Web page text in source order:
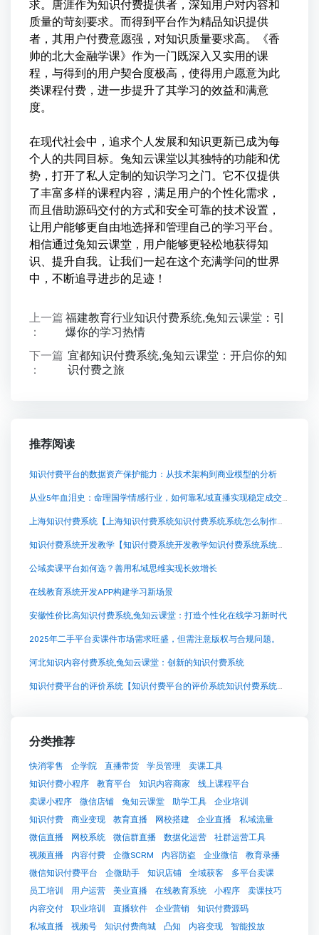
求。唐涯作为知识付费提供者，深知用户对内容和
质量的苛刻要求。而得到平台作为精品知识提供
者，其用户付费意愿强，对知识质量要求高。《香
帅的北大金融学课》作为一门既深入又实用的课
程，与得到的用户契合度极高，使得用户愿意为此
类课程付费，进一步提升了其学习的效益和满意
度。
在现代社会中，追求个人发展和知识更新已成为每
个人的共同目标。兔知云课堂以其独特的功能和优
势，打开了私人定制的知识学习之门。它不仅提供
了丰富多样的课程内容，满足用户的个性化需求，
而且借助源码交付的方式和安全可靠的技术设置，
让用户能够更自由地选择和管理自己的学习平台。
相信通过兔知云课堂，用户能够更轻松地获得知
识、提升自我。让我们一起在这个充满学问的世界
中，不断追寻进步的足迹！
上一篇
：
福建教育行业知识付费系统,兔知云课堂：引
爆你的学习热情
下一篇
：
宜都知识付费系统,兔知云课堂：开启你的知
识付费之旅
推荐阅读
知识付费平台的数据资产保护能力：从技术架构到商业模型的分析
从业5年血泪史：命理国学情感行业，如何靠私域直播实现稳定成交？
上海知识付费系统【上海知识付费系统知识付费系统系统怎么制作，知识付费系统搭建使用教程】
知识付费系统开发教学【知识付费系统开发教学知识付费系统系统怎么制作，知识付费系统搭建使用教程】
公域卖课平台如何选？善用私域思维实现长效增长
在线教育系统开发APP构建学习新场景
安徽性价比高知识付费系统,兔知云课堂：打造个性化在线学习新时代
2025年二手平台卖课件市场需求旺盛，但需注意版权与合规问题。
河北知识内容付费系统,兔知云课堂：创新的知识付费系统
知识付费平台的评价系统【知识付费平台的评价系统知识付费系统系统怎么制作，知识付费系统搭建使用教程】
分类推荐
快消零售 企学院 直播带货 学员管理
卖课工具
知识付费小程序
教育平台 知识内容商家
线上课程平台
卖课小程序
微信店铺 兔知云课堂 助学工具
企业培训
知识付费
商业变现 教育直播 网校搭建 企业直播
私域流量
微信直播
网校系统 微信群直播 数据化运营
社群运营工具
视频直播
内容付费 企微SCRM 内容防盗 企业微信
教育录播
微信知识付费平台
企微助手 知识店铺 全域获客
多平台卖课
员工培训
用户运营 美业直播 在线教育系统 小程序
卖课技巧
内容交付
职业培训 直播软件 企业营销
知识付费源码
私域直播
视频号 知识付费商城 凸知 内容变现 智能投放